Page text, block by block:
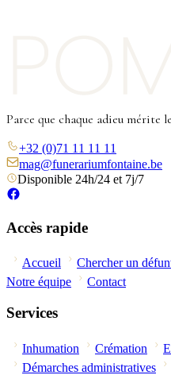
Parce que chaque adieu mérite
+32 (0)71 11 11 11
mag@funerariumfontaine.be
Disponible 24h/24 et 7j/7
Accès rapide
Accueil Chercher un
Notre équipe
Contact
Services
Inhumation Crémation
Démarches administratives